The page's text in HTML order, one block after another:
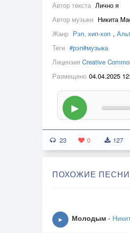
Автор текста Лично я
Автор музыки Никита
Жанр Рэп, хип-хоп ,
Теги #рэп#музыка
Лицензия Creative
Размещено 04.04.2025
▶
23 0 127
ПОХОЖИЕ ПЕСНИ
▶ Молодым -